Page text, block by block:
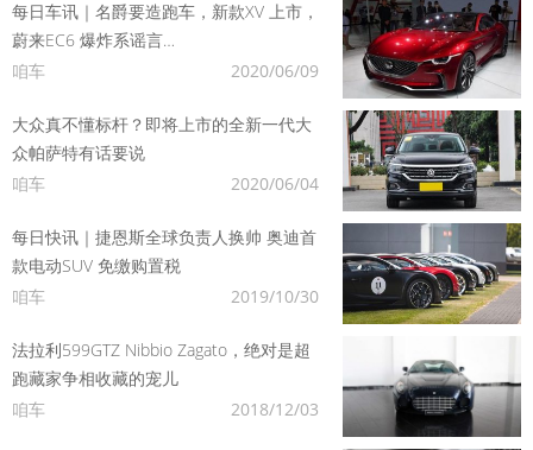
每日车讯｜名爵要造跑车，新款XV 上市，
蔚来EC6 爆炸系谣言…
咱车
2020/06/09
大众真不懂标杆？即将上市的全新一代大
众帕萨特有话要说
咱车
2020/06/04
每日快讯｜捷恩斯全球负责人换帅 奥迪首
款电动SUV 免缴购置税
咱车
2019/10/30
法拉利599GTZ Nibbio Zagato，绝对是超
跑藏家争相收藏的宠儿
咱车
2018/12/03